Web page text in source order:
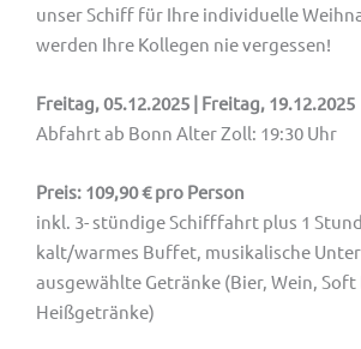
unser Schiff für Ihre individuelle
werden Ihre Kollegen nie vergessen!
Freitag, 05.12.2025 | Freitag, 19.12.2025
Abfahrt ab Bonn Alter Zoll: 19:30 Uhr
Preis: 109,90 € pro Person
inkl. 3- stündige Schifffahrt plus 1
kalt/warmes Buffet, musikalische
ausgewählte Getränke (Bier, Wein, Soft
Heißgetränke)